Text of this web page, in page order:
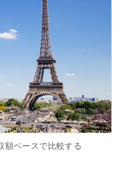
額ベースで比較する